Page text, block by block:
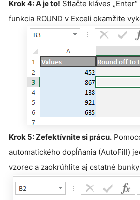
Krok 4: A je to! Stlačte kláves
funkcia ROUND v Exceli okamžite
Krok 5: Zefektívnite si prácu.
automatického dopĺňania (AutoFill)
vzorec a zaokrúhlite aj ostatné